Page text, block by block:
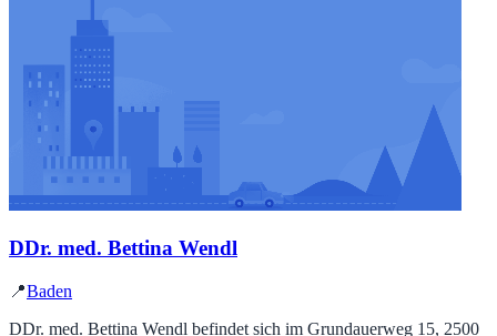
DDr. med. Bettina Wendl
📍Baden
DDr. med. Bettina Wendl befindet sich im Grundauerweg 15, 2500